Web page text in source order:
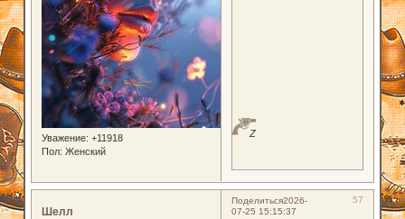
Уважение: +11918
Пол: Женский
Z
Поделиться 57
2026-
07-25 15:15:37
Шелл